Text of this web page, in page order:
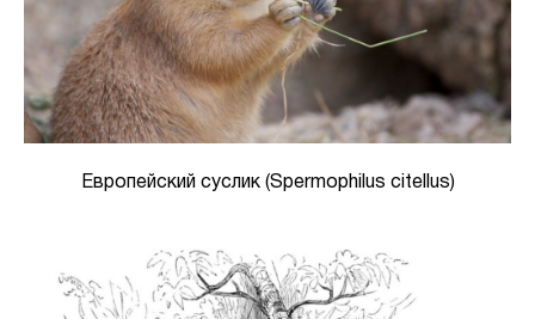
Европейский суслик (Spermophilus citellus)